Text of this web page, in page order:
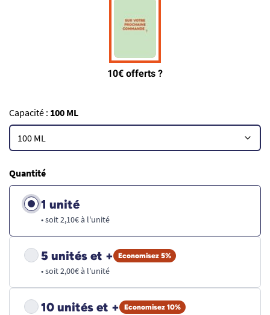
Capacité : 100 ML
Quantité
1 unité
• soit 2,10€ à l'unité
5 unités et + Economisez 5%
• soit 2,00€ à l'unité
10 unités et + Economisez 10%